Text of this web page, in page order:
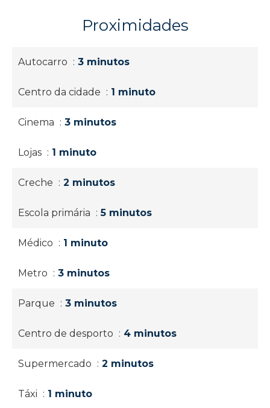
Proximidades
Autocarro 3 minutos
Centro da cidade 1 minuto
Cinema 3 minutos
Lojas 1 minuto
Creche 2 minutos
Escola primária 5 minutos
Médico 1 minuto
Metro 3 minutos
Parque 3 minutos
Centro de desporto 4 minutos
Supermercado 2 minutos
Táxi 1 minuto